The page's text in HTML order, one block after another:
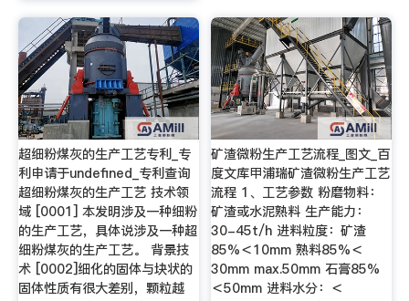
超细粉煤灰的生产工艺专利_专
利申请于undefined_专利查询
超细粉煤灰的生产工艺 技术领
域 [0001] 本发明涉及一种细粉
的生产工艺，具体说涉及一种超
细粉煤灰的生产工艺。 背景技
术 [0002]细化的固体与块状的
固体性质有很大差别，颗粒越
矿渣微粉生产工艺流程_图文_百
度文库甲浦瑞矿渣微粉生产工艺
流程 1、工艺参数 粉磨物料：
矿渣或水泥熟料 生产能力：
30-45t/h 进料粒度：矿渣
85%＜10mm 熟料85%＜
30mm max.50mm 石膏85%
＜50mm 进料水分：＜